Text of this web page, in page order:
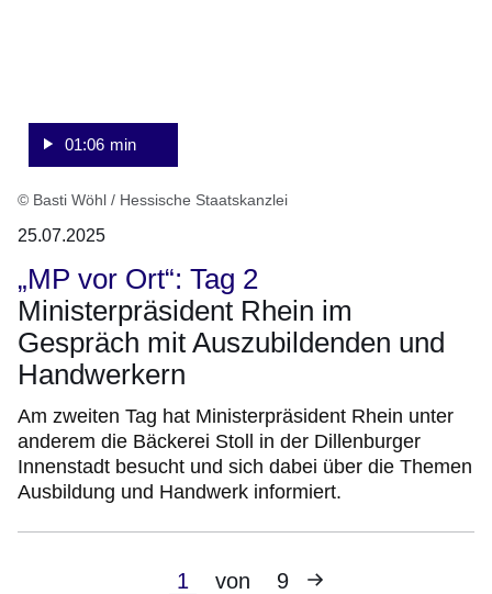
01:06 min
© Basti Wöhl / Hessische Staatskanzlei
25.07.2025
„MP vor Ort“: Tag 2
Ministerpräsident Rhein im
Gespräch mit Auszubildenden und
Handwerkern
Am zweiten Tag hat Ministerpräsident Rhein unter
anderem die Bäckerei Stoll in der Dillenburger
Innenstadt besucht und sich dabei über die Themen
Ausbildung und Handwerk informiert.
Aktuelle
1 von 9
Nächste